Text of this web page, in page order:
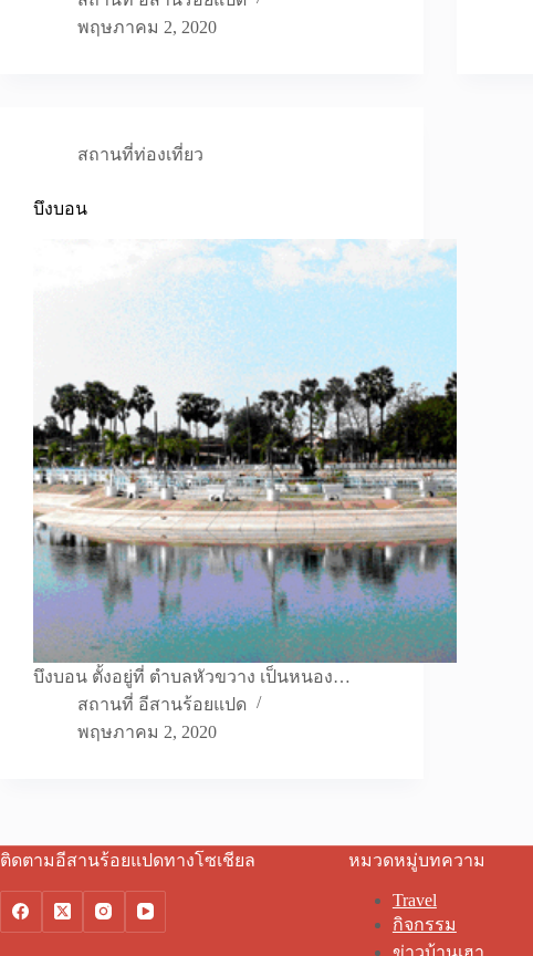
พฤษภาคม 2, 2020
สถานที่ท่องเที่ยว
บึงบอน
บึงบอน ตั้งอยู่ที่ ตำบลหัวขวาง เป็นหนอง…
สถานที่ อีสานร้อยแปด
พฤษภาคม 2, 2020
ติดตามอีสานร้อยแปดทางโซเชียล หมวดหมู่บทความ
Travel
กิจกรรม